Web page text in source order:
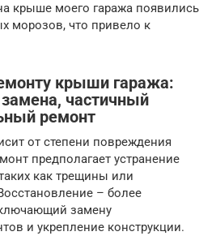
крыше моего гаража появились
морозов, что привело к
крыши гаража:
частичный
ремонт
от степени повреждения
предполагает устранение
как трещины или
– более
замену
и укрепление конструкции.